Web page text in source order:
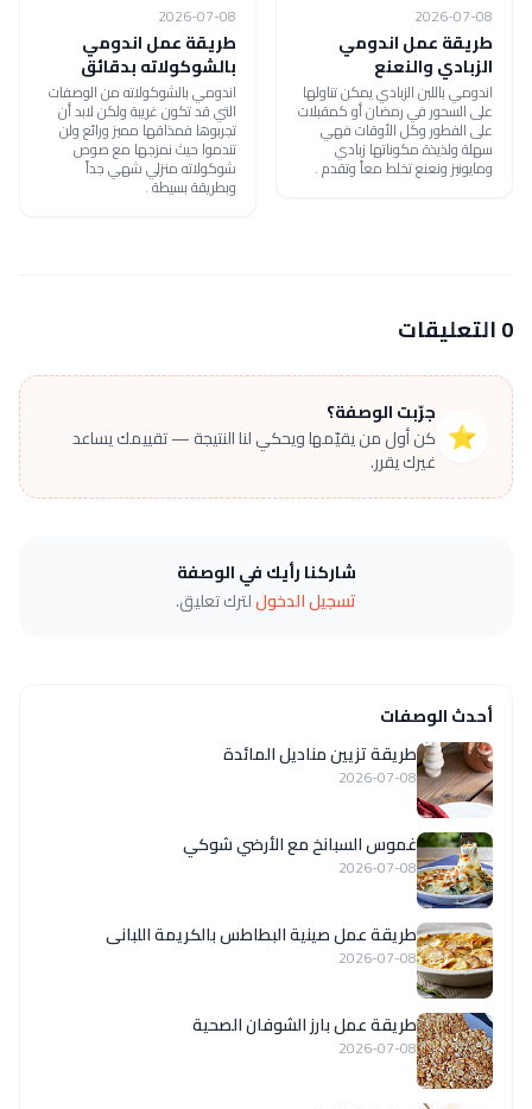
2026-07-08
طريقة عمل اندومي
الزبادي والنعنع
اندومي باللبن الزبادي يمكن تناولها
على السحور في رمضان أو كمقبلات
على الفطور وكل الأوقات فهي
سهلة ولذيذة مكوناتها زبادي
ومايونيز ونعنع تخلط معاً وتقدم .
2026-07-08
طريقة عمل اندومي
بالشوكولاته بدقائق
اندومي بالشوكولاته من الوصفات
التي قد تكون غريبة ولكن لابد أن
تجربوها فمذاقها مميز ورائع ولن
تندموا حيث نمزجها مع صوص
شوكولاته منزلي شهي جداً
وبطريقة بسيطة .
0 التعليقات
⭐
جرّبت الوصفة؟
كن أول من يقيّمها ويحكي لنا النتيجة — تقييمك يساعد
غيرك يقرر.
شاركنا رأيك في الوصفة
تسجيل الدخوللترك تعليق.
أحدث الوصفات
طريقة تزيين مناديل المائدة
2026-07-08
غموس السبانخ مع الأرضي شوكي
2026-07-08
طريقة عمل صينية البطاطس بالكريمة اللبانى
2026-07-08
طريقة عمل بارز الشوفان الصحية
2026-07-08